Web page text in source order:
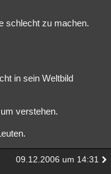
schlecht zu machen.
in sein Weltbild
verstehen.
09.12.2006 um 14:31